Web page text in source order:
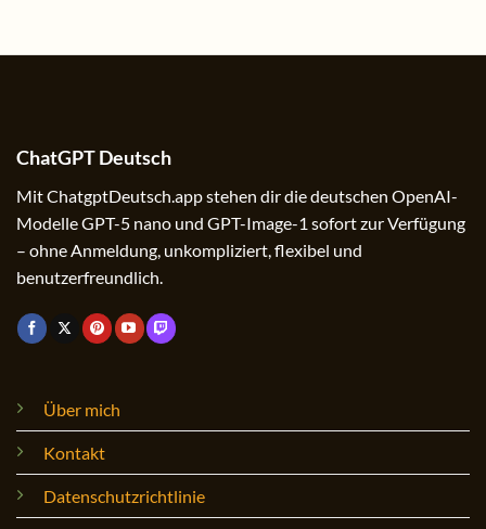
ChatGPT Deutsch
Mit ChatgptDeutsch.app stehen dir die deutschen OpenAI-
Modelle GPT-5 nano und GPT-Image-1 sofort zur Verfügung
– ohne Anmeldung, unkompliziert, flexibel und
benutzerfreundlich.
Über mich
Kontakt
Datenschutzrichtlinie